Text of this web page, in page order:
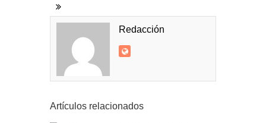
Redacción
Artículos relacionados